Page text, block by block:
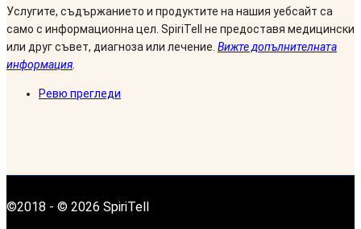
Услугите, съдържанието и продуктите на нашия уебсайт са
само с информационна цел. SpiriTell не предоставя медицински
или друг съвет, диагноза или лечение. Вижте допълнителната
информация.
Ревю прегледи
©2018 - © 2026 SpiriTell